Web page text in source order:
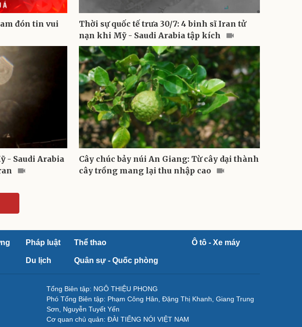
đón tin vui
Thời sự quốc tế trưa 30/7: 4 binh sĩ Iran tử
nạn khi Mỹ - Saudi Arabia tập kích
- Saudi Arabia
Cây chúc bảy núi An Giang: Từ cây dại thành
cây trồng mang lại thu nhập cao
Pháp luật Thể thao Ô tô - Xe máy
Du lịch Quân sự - Quốc phòng
Tổng Biên tập: NGÔ THIỆU PHONG
Phó Tổng Biên tập: Phạm Công Hân, Đặng Thị Khanh, Giang Trung
Sơn, Nguyễn Tuyết Yến
Cơ quan chủ quản: ĐÀI TIẾNG NÓI VIỆT NAM